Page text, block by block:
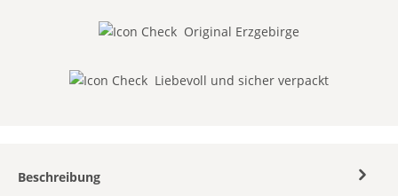
Original Erzgebirge
Liebevoll und sicher verpackt
Beschreibung